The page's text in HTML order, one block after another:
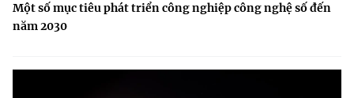
Một số mục tiêu phát triển công nghiệp công nghệ số đến
năm 2030